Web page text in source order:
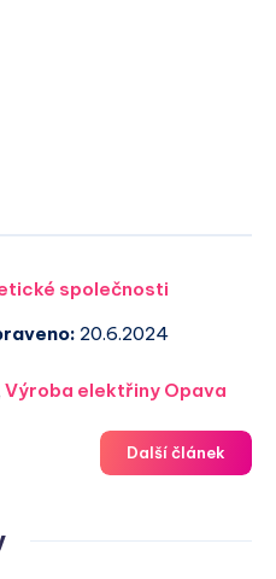
společnosti
20.6.2024
Výroba elektřiny Opava
Další článek